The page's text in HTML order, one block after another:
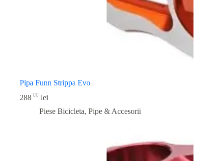
Pipa Funn Strippa Evo
288 00 lei
Piese Bicicleta, Pipe & Accesorii